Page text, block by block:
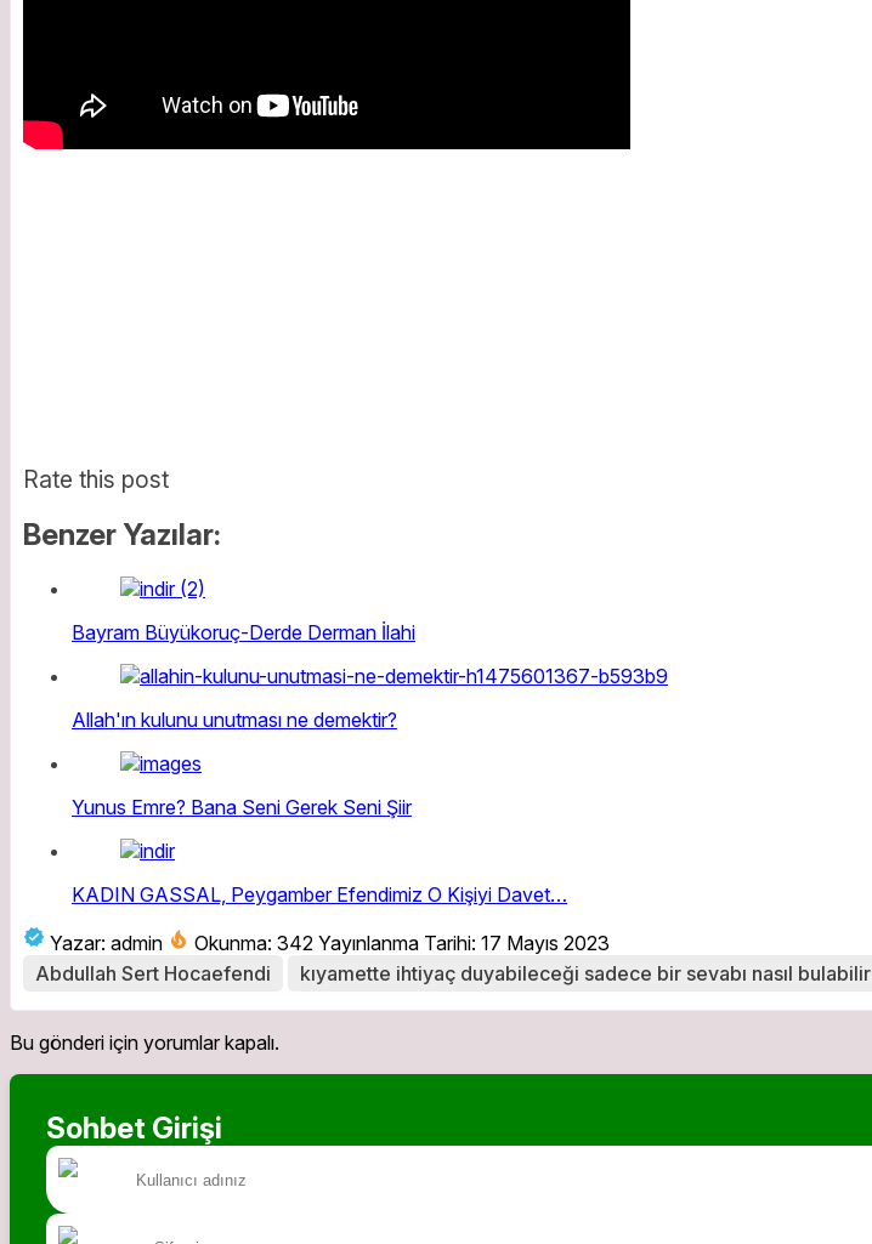
Rate this post
Benzer Yazılar:
Bayram Büyükoruç-Derde Derman İlahi
Allah'ın kulunu unutması ne demektir?
Yunus Emre? Bana Seni Gerek Seni Şiir
KADIN GASSAL, Peygamber Efendimiz O Kişiyi Davet…
Yazar: admin
Okunma: 342 Yayınlanma Tarihi: 17 Mayıs 2023
Abdullah Sert Hocaefendi
kıyamette ihtiyaç duyabileceği sadece bir sevabı nasıl bulabilir
Bu gönderi için yorumlar kapalı.
Sohbet Girişi